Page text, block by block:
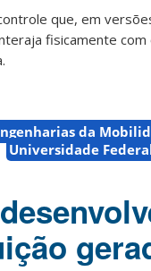
que, em
fisicamente
da
Universidade